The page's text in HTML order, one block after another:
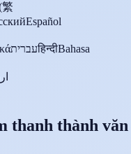
Español
עבריתहिन्दीBahasa
thanh thành văn